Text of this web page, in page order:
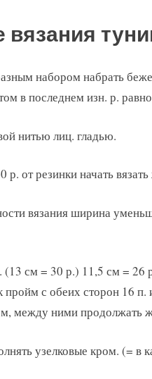
вязания
набором набрать
в последнем изн. р.
нитью лиц. гладью.
р. от резинки начать
вязания ширина
см = 30 р.) 11,5 см = 26
пройм с обеих сторон 16 п.
между ними продолжать
узелковые кром. (= в